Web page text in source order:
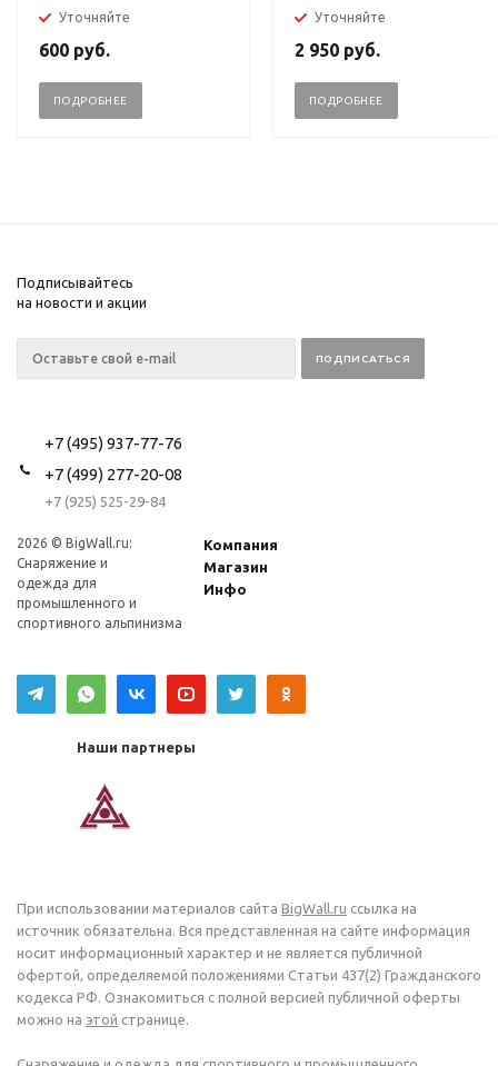
Уточняйте
600 руб.
ПОДРОБНЕЕ
Уточняйте
2 950 руб.
ПОДРОБНЕЕ
Подписывайтесь
на новости и акции
+7 (495) 937-77-76
+7 (499) 277-20-08
+7 (925) 525-29-84
2026 © BigWall.ru:
Снаряжение и
одежда для
промышленного и
спортивного альпинизма
Компания
Магазин
Инфо
Наши партнеры
При использовании материалов сайта BigWall.ru ссылка на
источник обязательна. Вся представленная на сайте информация
носит информационный характер и не является публичной
офертой, определяемой положениями Статьи 437(2) Гражданского
кодекса РФ. Ознакомиться с полной версией публичной оферты
можно на этой странице.